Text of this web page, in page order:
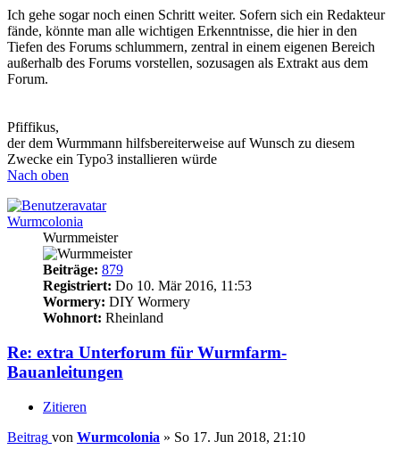
Ich gehe sogar noch einen Schritt weiter. Sofern sich ein Redakteur
fände, könnte man alle wichtigen Erkenntnisse, die hier in den
Tiefen des Forums schlummern, zentral in einem eigenen Bereich
außerhalb des Forums vorstellen, sozusagen als Extrakt aus dem
Forum.
Pfiffikus,
der dem Wurmmann hilfsbereiterweise auf Wunsch zu diesem
Zwecke ein Typo3 installieren würde
Nach oben
Wurmcolonia
Wurmmeister
Beiträge: 879
Registriert: Do 10. Mär 2016, 11:53
Wormery: DIY Wormery
Wohnort: Rheinland
Re: extra Unterforum für Wurmfarm-
Bauanleitungen
Zitieren
Beitrag von Wurmcolonia » So 17. Jun 2018, 21:10